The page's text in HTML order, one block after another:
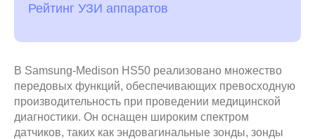
Рейтинг УЗИ аппаратов
В Samsung-Medison HS50 реализовано множество
передовых функций, обеспечивающих превосходную
производительность при проведении медицинской
диагностики. Он оснащен широким спектром
датчиков, таких как эндовагинальные зонды, зонды